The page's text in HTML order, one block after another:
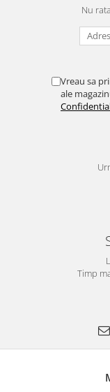
Nu
Vreau sa
ale
Timp